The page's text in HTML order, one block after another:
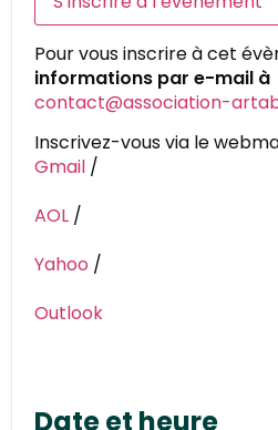
Pour vous inscrire à cet
informations par e-mail à
contact@association-
Inscrivez-vous via le
Gmail /
AOL /
Yahoo /
Outlook
Date et heure